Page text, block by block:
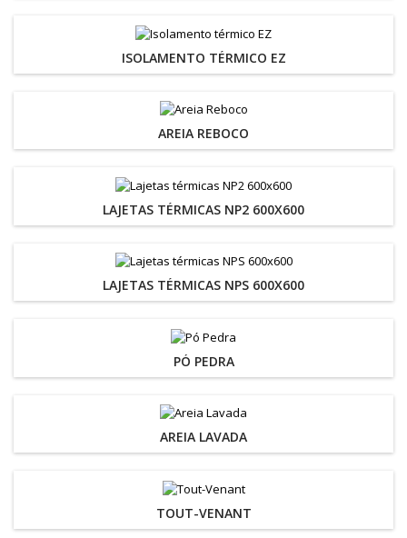
ISOLAMENTO TÉRMICO EZ
AREIA REBOCO
LAJETAS TÉRMICAS NP2 600X600
LAJETAS TÉRMICAS NPS 600X600
PÓ PEDRA
AREIA LAVADA
TOUT-VENANT